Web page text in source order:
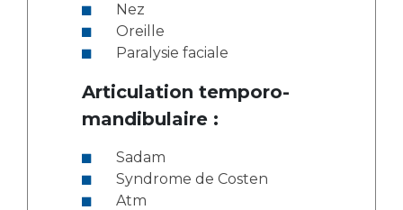
Nez
Oreille
Paralysie faciale
Articulation temporo-
mandibulaire :
Sadam
Syndrome de Costen
Atm